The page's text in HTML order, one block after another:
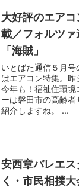
大好評のエア
載／フォルツ
「海賊」
いとばた通信５月
はエアコン特集。
今年も！福祉住環
ーは磐田市の高齢
紹介しますね。 ...
安西章バレエ
く・市民相撲